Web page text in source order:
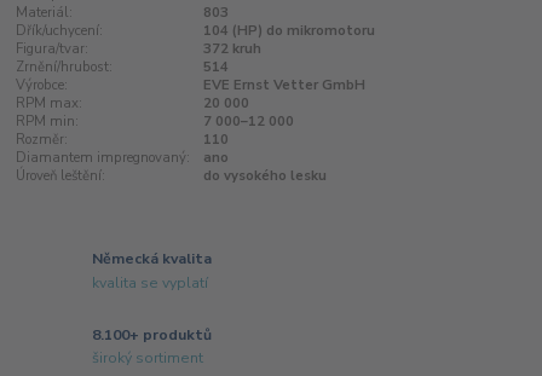
Materiál:
803
Dřík/uchycení:
104 (HP) do mikromotoru
Figura/tvar:
372 kruh
Zrnění/hrubost:
514
Výrobce:
EVE Ernst Vetter GmbH
RPM max:
20 000
RPM min:
7 000–12 000
Rozměr:
110
Diamantem impregnovaný:
ano
Úroveň leštění:
do vysokého lesku
Německá kvalita
kvalita se vyplatí
8.100+ produktů
široký sortiment